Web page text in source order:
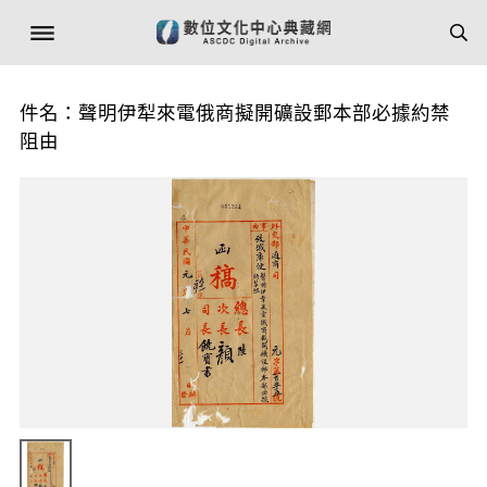
件名：聲明伊犁來電俄商擬開礦設郵本部必據約禁
阻由